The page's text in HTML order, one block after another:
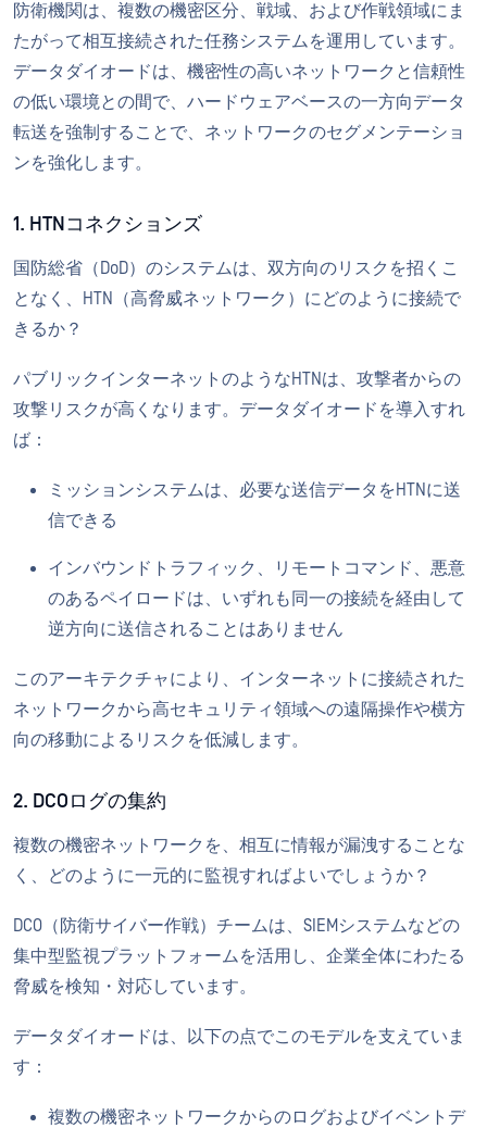
防衛機関は、複数の機密区分、戦域、および作戦領域にま
たがって相互接続された任務システムを運用しています。
データダイオードは、機密性の高いネットワークと信頼性
の低い環境との間で、ハードウェアベースの一方向データ
転送を強制することで、ネットワークのセグメンテーショ
ンを強化します。
1. HTNコネクションズ
国防総省（DoD）のシステムは、双方向のリスクを招くこ
となく、HTN（高脅威ネットワーク）にどのように接続で
きるか？
パブリックインターネットのようなHTNは、攻撃者からの
攻撃リスクが高くなります。データダイオードを導入すれ
ば：
ミッションシステムは、必要な送信データをHTNに送
信できる
インバウンドトラフィック、リモートコマンド、悪意
のあるペイロードは、いずれも同一の接続を経由して
逆方向に送信されることはありません
このアーキテクチャにより、インターネットに接続された
ネットワークから高セキュリティ領域への遠隔操作や横方
向の移動によるリスクを低減します。
2. DCOログの集約
複数の機密ネットワークを、相互に情報が漏洩することな
く、どのように一元的に監視すればよいでしょうか？
DCO（防衛サイバー作戦）チームは、SIEMシステムなどの
集中型監視プラットフォームを活用し、企業全体にわたる
脅威を検知・対応しています。
データダイオードは、以下の点でこのモデルを支えていま
す：
複数の機密ネットワークからのログおよびイベントデ